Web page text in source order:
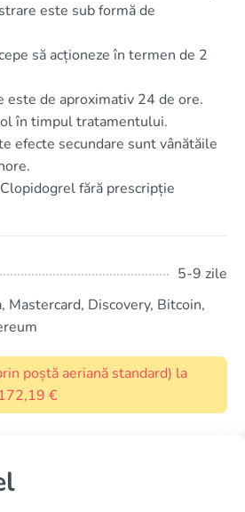
este sub formă de
să acționeze în termen de 2
este de aproximativ 24 de ore.
în timpul tratamentului.
efecte secundare sunt vânătăile
fără prescripție
5-9 zile
Mastercard, Discovery, Bitcoin,
poștă aeriană standard) la
€